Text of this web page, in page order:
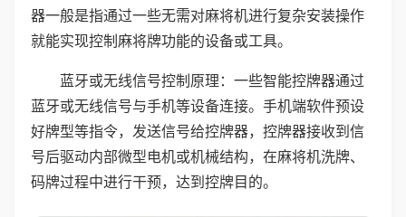
器一般是指通过一些无需对麻将机进行复杂安装操作
就能实现控制麻将牌功能的设备或工具。
蓝牙或无线信号控制原理：一些智能控牌器通过
蓝牙或无线信号与手机等设备连接。手机端软件预设
好牌型等指令，发送信号给控牌器，控牌器接收到信
号后驱动内部微型电机或机械结构，在麻将机洗牌、
码牌过程中进行干预，达到控牌目的。